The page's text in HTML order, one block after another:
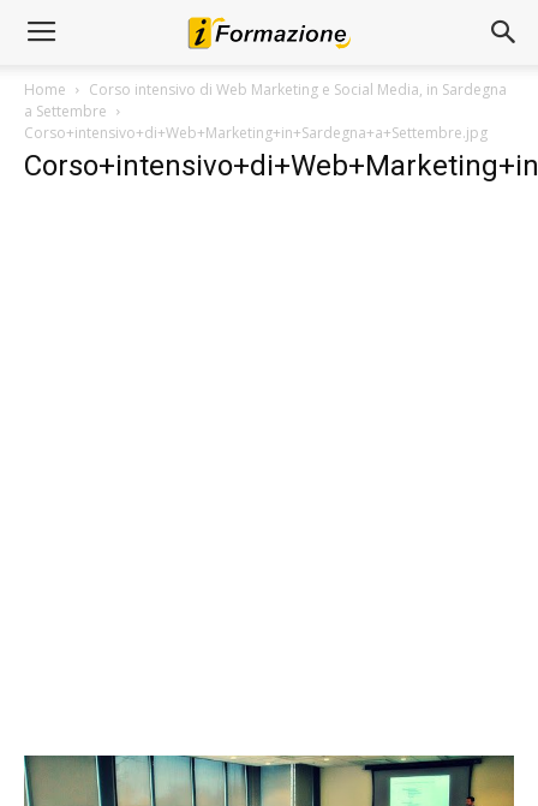
Home
Corso intensivo di Web Marketing e Social Media, in Sardegna
a Settembre
Corso+intensivo+di+Web+Marketing+in+Sardegna+a+Settembre.jpg